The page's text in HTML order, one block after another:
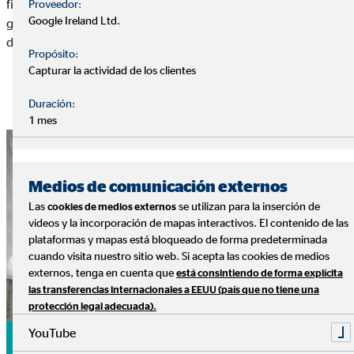
financiera con la empresa líder en Europa, arropado por una
gran estructura y un equipo que te acompañará en cada paso
de tu carrera.
Tu día a día en OVB
Proveedor:
Google Ireland Ltd.
Propósito:
Capturar la actividad de los clientes
Duración:
1 mes
Medios de comunicación externos
Las cookies de medios externos se utilizan para la inserción de
videos y la incorporación de mapas interactivos. El contenido de las
plataformas y mapas está bloqueado de forma predeterminada
cuando visita nuestro sitio web. Si acepta las cookies de medios
externos, tenga en cuenta que está consintiendo de forma explícita
las transferencias internacionales a EEUU (país que no tiene una
protección legal adecuada).
YouTube